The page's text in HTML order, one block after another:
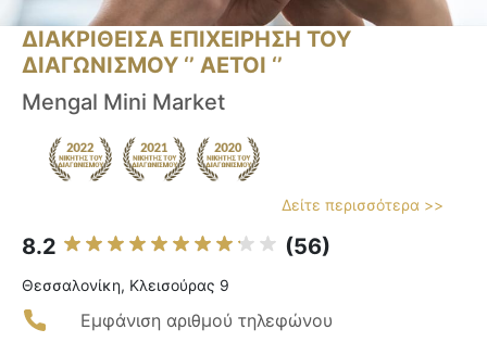
ΔΙΑΚΡΙΘΕΙΣΑ ΕΠΙΧΕΙΡΗΣΗ ΤΟΥ
ΔΙΑΓΩΝΙΣΜΟΥ ‘’ ΑΕΤΟΙ ‘’
Mengal Mini Market
Δείτε περισσότερα >>
8.2 (56)
Θεσσαλονίκη, Κλεισούρας 9
Εμφάνιση αριθμού τηλεφώνου